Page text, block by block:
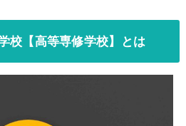
校【高等専修学校】とは